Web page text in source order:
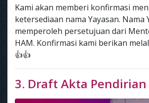
Kami akan memberi konfirmasi
ketersediaan nama Yayasan. Nama
memperoleh persetujuan dari
HAM. Konfirmasi kami berikan
👍👍
3. Draft Akta Pendirian